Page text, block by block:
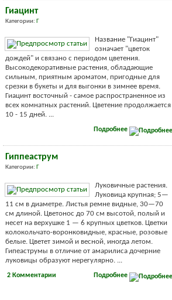
Гиацинт
Категории: Г
Название "Гиацинт"
означает "цветок
дождей" и связано с периодом цветения.
Высокодекоративные растения, обладающие
сильным, приятным ароматом, пригодные для
срезки в букеты и для выгонки в зимнее время.
Гиацинт восточный - самое распространенное из
всех комнатных растений. Цветение продолжается
10 - 15 дней. ...
Подробнее
Гиппеаструм
Категории: Г
Луковичные растения.
Луковица крупная; 5—
11 см в диаметре. Листья ремне видные, 30—70
см длиной. Цветонос до 70 см высотой, полый и
несет на верхушке 1 — 6 крупных цветков. Цветки
колокольчато-воронковидные, красные, розовые
белые. Цветет зимой и весной, иногда летом.
Гипеаструмы в отличие от амарилиса дочерние
луковицы образуют нерегулярно. ...
Подробнее
2 Комментарии